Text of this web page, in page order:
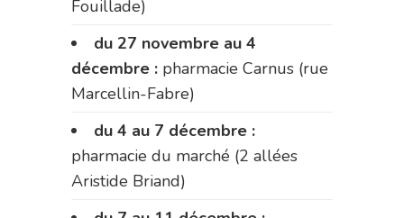
Fouillade)
du 27 novembre au 4
décembre : pharmacie Carnus (rue
Marcellin-Fabre)
du 4 au 7 décembre :
pharmacie du marché (2 allées
Aristide Briand)